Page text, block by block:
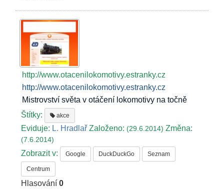
http://www.otacenilokomotivy.estranky.cz
http://www.otacenilokomotivy.estranky.cz
Mistrovství světa v otáčení lokomotivy na točně
Štítky:
akce
Eviduje: L. Hradlař Založeno:(29.6.2014)Změna:
(7.6.2014)
Zobrazit v: Google DuckDuckGo Seznam
Centrum
Hlasování0